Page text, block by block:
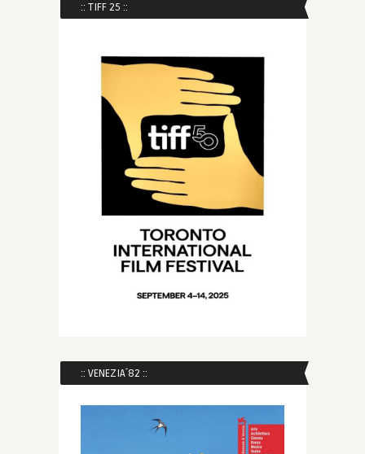
:: TIFF 25 ::
:: VENEZIA´82 ::